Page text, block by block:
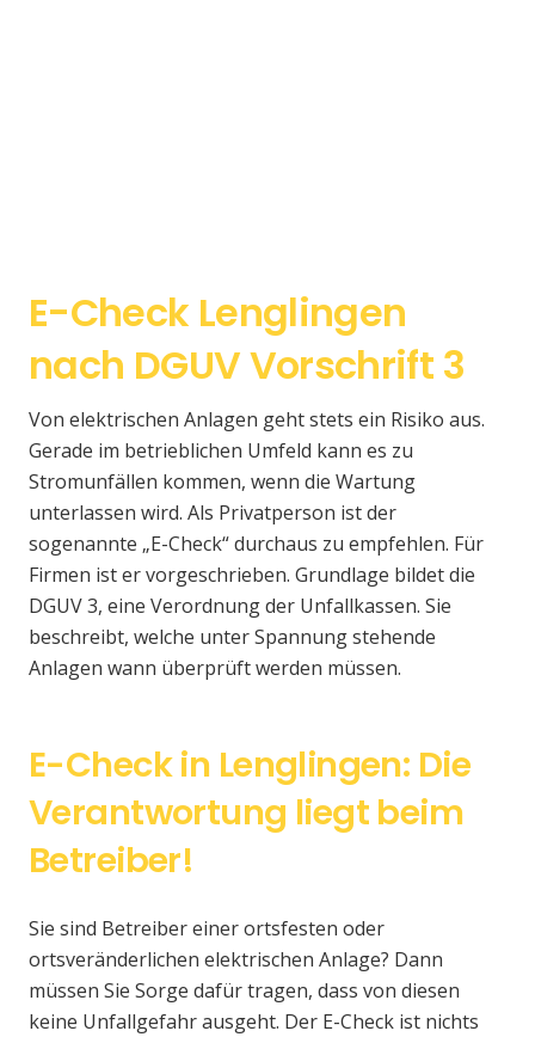
E-Check Lenglingen
nach DGUV Vorschrift 3
Von elektrischen Anlagen geht stets ein Risiko aus.
Gerade im betrieblichen Umfeld kann es zu
Stromunfällen kommen, wenn die Wartung
unterlassen wird. Als Privatperson ist der
sogenannte „E-Check“ durchaus zu empfehlen. Für
Firmen ist er vorgeschrieben. Grundlage bildet die
DGUV 3, eine Verordnung der Unfallkassen. Sie
beschreibt, welche unter Spannung stehende
Anlagen wann überprüft werden müssen.
E-Check in Lenglingen: Die
Verantwortung liegt beim
Betreiber!
Sie sind Betreiber einer ortsfesten oder
ortsveränderlichen elektrischen Anlage? Dann
müssen Sie Sorge dafür tragen, dass von diesen
keine Unfallgefahr ausgeht. Der E-Check ist nichts